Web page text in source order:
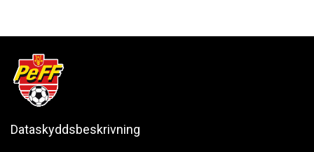
Dataskyddsbeskrivning